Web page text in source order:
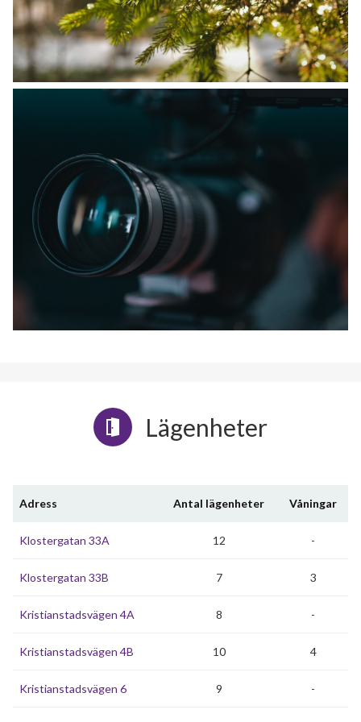
Lägenheter
Adress Antal lägenheter Våningar
Klostergatan 33A 12 -
Klostergatan 33B 7 3
Kristianstadsvägen 4A 8 -
Kristianstadsvägen 4B 10 4
Kristianstadsvägen 6 9 -